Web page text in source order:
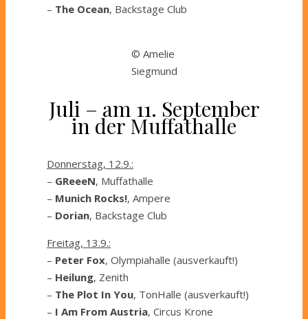
– The Ocean, Backstage Club
© Amelie
Siegmund
Juli – am 11. September
in der Muffathalle
Donnerstag, 12.9.:
– GReeeN, Muffathalle
– Munich Rocks!, Ampere
– Dorian, Backstage Club
Freitag, 13.9.:
– Peter Fox, Olympiahalle (ausverkauft!)
– Heilung, Zenith
– The Plot In You, TonHalle (ausverkauft!)
– I Am From Austria, Circus Krone